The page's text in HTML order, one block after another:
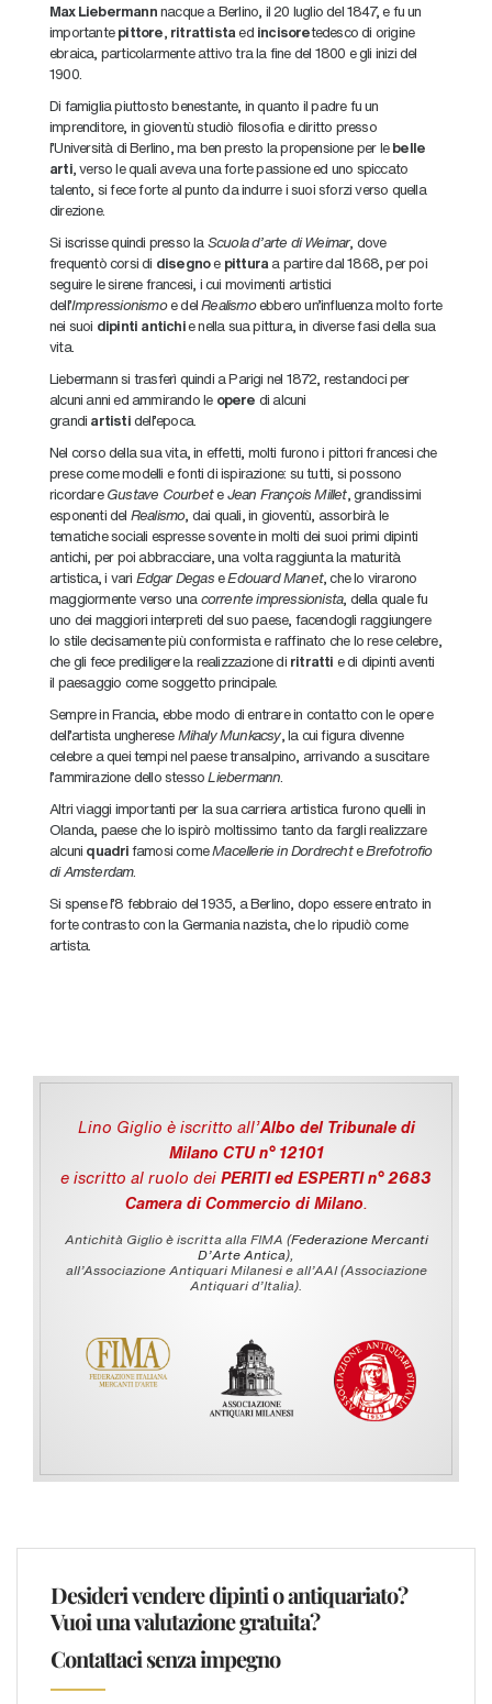
Max Liebermannnacque a Berlino, il 20 luglio del 1847, e fu un
importantepittore, ritrattistaed incisoretedesco di origine
ebraica, particolarmente attivo tra la fine del 1800 e gli inizi del
1900.
Di famiglia piuttosto benestante, in quanto il padre fu un
imprenditore, in gioventù studiò filosofia e diritto presso
l’Università di Berlino, ma ben presto la propensione per lebelle
arti, verso le quali aveva una forte passione ed uno spiccato
talento, si fece forte al punto da indurre i suoi sforzi verso quella
direzione.
Si iscrisse quindi presso la Scuola d’arte di Weimar, dove
frequentò corsi di disegnoe pittura a partire dal 1868, per poi
seguire le sirene francesi, i cui movimenti artistici
dell’Impressionismoe delRealismoebbero un’influenza molto forte
nei suoi dipinti antichie nella sua pittura, in diverse fasi della sua
vita.
Liebermann si trasferì quindi a Parigi nel 1872, restandoci per
alcuni anni ed ammirando le opere di alcuni
grandi artistidell’epoca.
Nel corso della sua vita, in effetti, molti furono i pittori francesi che
prese come modelli e fonti di ispirazione: su tutti, si possono
ricordareGustave CourbeteJean François Millet, grandissimi
esponenti del Realismo, dai quali, in gioventù, assorbirà le
tematiche sociali espresse sovente in molti dei suoi primi dipinti
antichi, per poi abbracciare, una volta raggiunta la maturità
artistica, i vari Edgar DegaseEdouard Manet, che lo virarono
maggiormente verso una corrente impressionista, della quale fu
uno dei maggiori interpreti del suo paese, facendogli raggiungere
lo stile decisamente più conformista e raffinato che lo rese celebre,
che gli fece prediligere la realizzazione di ritratti e di dipinti aventi
il paesaggio come soggetto principale.
Sempre in Francia, ebbe modo di entrare in contatto con le opere
dell’artista unghereseMihaly Munkacsy, la cui figura divenne
celebre a quei tempi nel paese transalpino, arrivando a suscitare
l’ammirazione dello stessoLiebermann
Altri viaggi importanti per la sua carriera artistica furono quelli in
Olanda, paese che lo ispirò moltissimo tanto da fargli realizzare
alcuni quadrifamosi comeMacellerie in DordrechteBrefotrofio
di Amsterdam.
Si spense l’8 febbraio del 1935, a Berlino, dopo essere entrato in
forte contrasto con la Germania nazista, che lo ripudiò come
artista.
Lino Giglio è iscritto all'Albo del Tribunale di
Milano CTU n° 12101
e iscritto al ruolo dei PERITI ed ESPERTI n° 2683
Camera di Commercio di Milano.
Antichità Giglio è iscritta alla FIMA (Federazione Mercanti
D'Arte Antica),
all’Associazione Antiquari Milanesi e all’AAI (Associazione
Antiquari d’Italia).
Desideri vendere dipinti o antiquariato?
Vuoi una valutazione gratuita?
Contattaci senza impegno